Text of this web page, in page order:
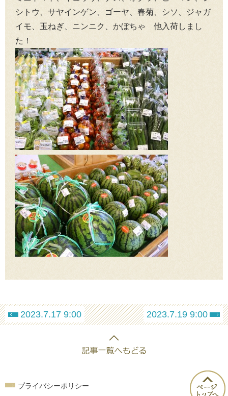
シトウ、サヤインゲン、ゴーヤ、春菊、シソ、ジャガ
イモ、玉ねぎ、ニンニク、かぼちゃ 他入荷しまし
た！
2023.7.17 9:00 2023.7.19 9:00
プライバシーポリシー